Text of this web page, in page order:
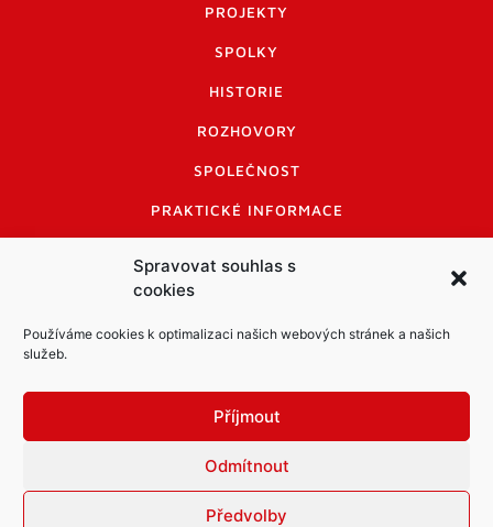
Spravovat souhlas s
cookies
Používáme cookies k optimalizaci našich webových stránek a našich
služeb.
Příjmout
Odmítnout
Předvolby
PROJEKTY
SPOLKY
HISTORIE
ROZHOVORY
SPOLEČNOST
PRAKTICKÉ INFORMACE
INFORMACE A KODEX DISKUTUJÍCÍCH
LOGO A LOGO MANUÁL
Informace o zpracování osobních údajů